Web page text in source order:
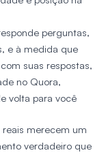
perguntas,
e à medida que
suas respostas,
no Quora,
volta para você
reais merecem um
verdadeiro que